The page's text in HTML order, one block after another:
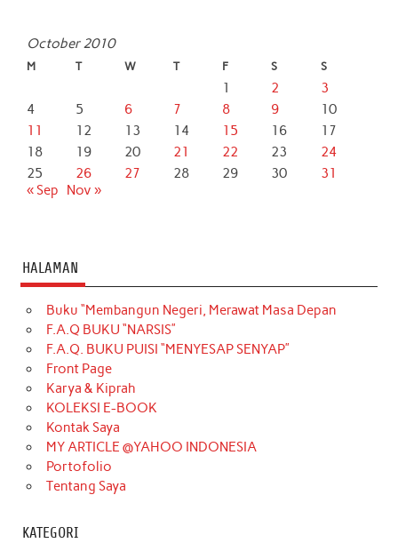
October 2010
M T W T F S S
1 2
3
4
5 6 7 8 9
10
11
12 13 14 15 16
17
18
19 20 21 22 23
24
25
26 27 28 29 30
31
« Sep
Nov »
HALAMAN
Buku “Membangun Negeri, Merawat Masa Depan
F.A.Q BUKU “NARSIS”
F.A.Q. BUKU PUISI “MENYESAP SENYAP”
Front Page
Karya & Kiprah
KOLEKSI E-BOOK
Kontak Saya
MY ARTICLE @YAHOO INDONESIA
Portofolio
Tentang Saya
KATEGORI